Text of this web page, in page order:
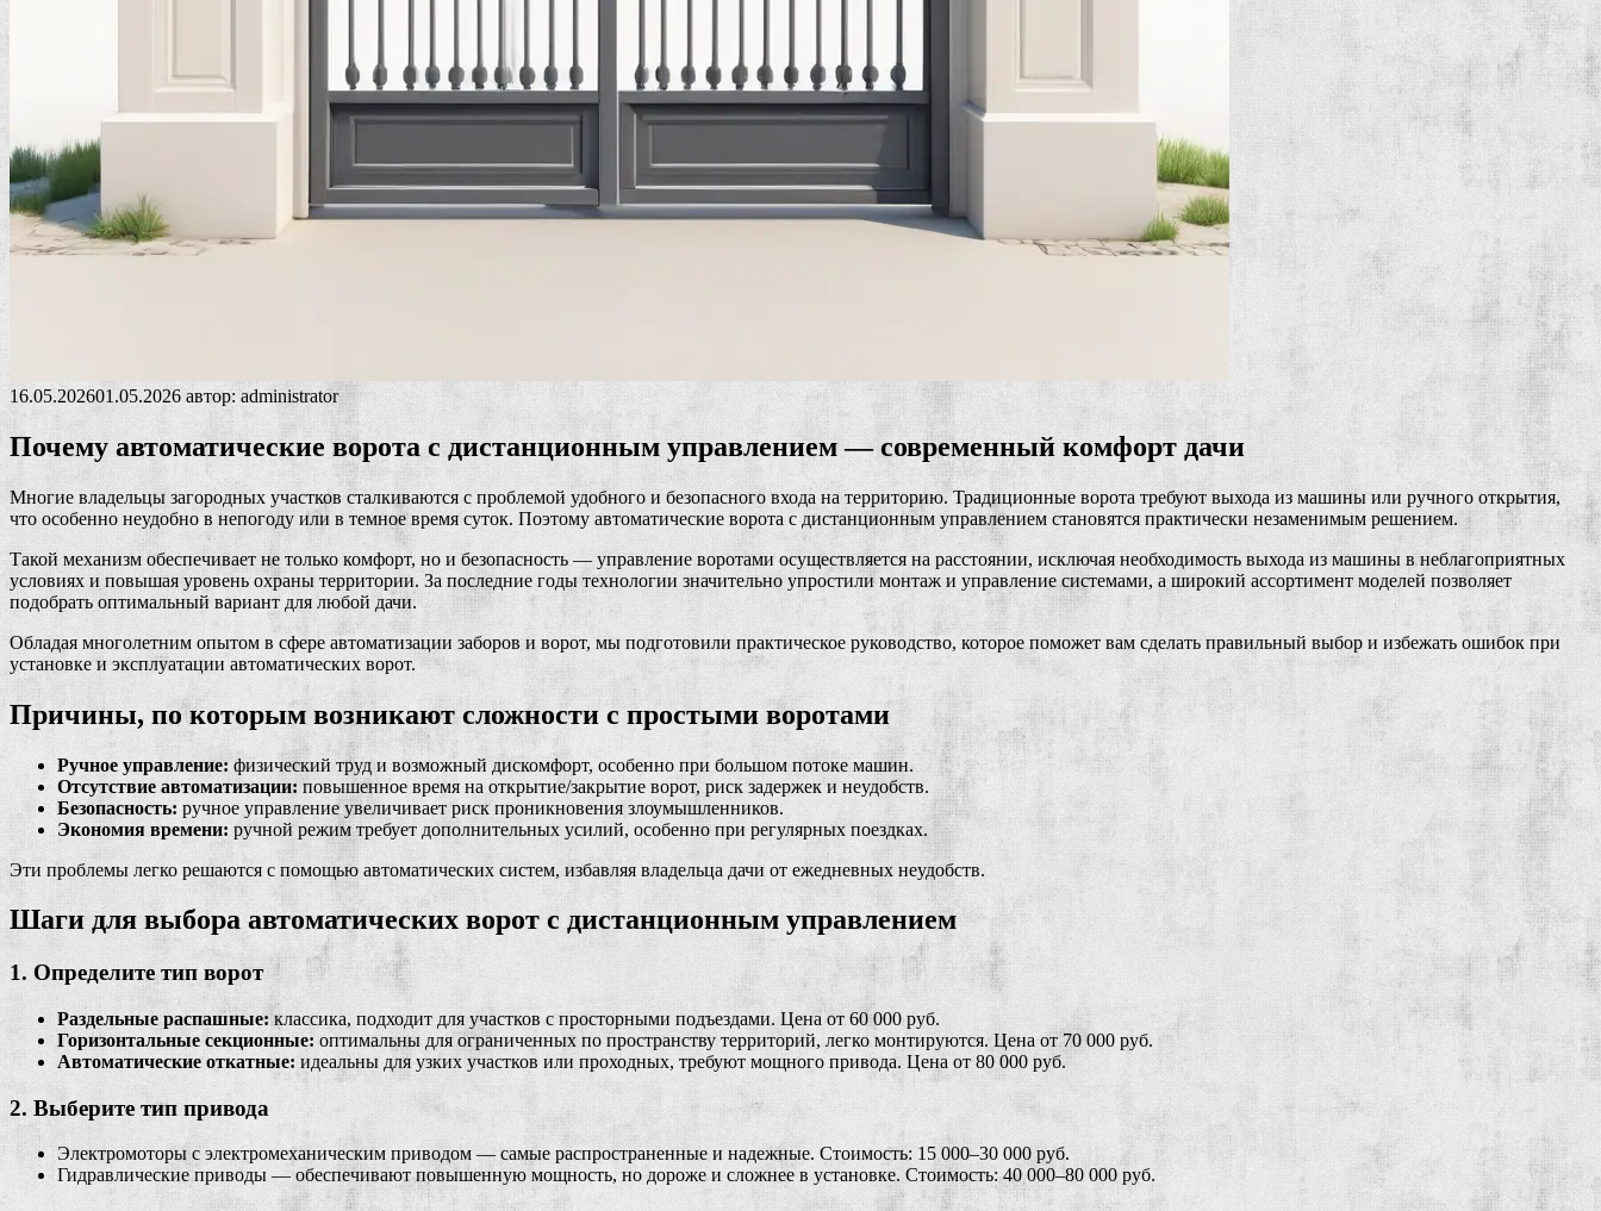
16.05.202601.05.2026автор: administrator
Почему автоматические ворота с дистанционным управлением — современный комфорт дачи
Многие владельцы загородных участков сталкиваются с проблемой удобного и безопасного входа на территорию. Традиционные ворота требуют выхода из машины или ручного открытия,
что особенно неудобно в непогоду или в темное время суток. Поэтому автоматические ворота с дистанционным управлением становятся практически незаменимым решением.
Такой механизм обеспечивает не только комфорт, но и безопасность — управление воротами осуществляется на расстоянии, исключая необходимость выхода из машины в неблагоприятных
условиях и повышая уровень охраны территории. За последние годы технологии значительно упростили монтаж и управление системами, а широкий ассортимент моделей позволяет
подобрать оптимальный вариант для любой дачи.
Обладая многолетним опытом в сфере автоматизации заборов и ворот, мы подготовили практическое руководство, которое поможет вам сделать правильный выбор и избежать ошибок при
установке и эксплуатации автоматических ворот.
Причины, по которым возникают сложности с простыми воротами
Ручное управление:физический труд и возможный дискомфорт, особенно при большом потоке машин.
Отсутствие автоматизации: повышенное время на открытие/закрытие ворот, риск задержек и неудобств.
Безопасность: ручное управление увеличивает риск проникновения злоумышленников.
Экономия времени: ручной режим требует дополнительных усилий, особенно при регулярных поездках.
Эти проблемы легко решаются с помощью автоматических систем, избавляя владельца дачи от ежедневных неудобств.
Шаги для выбора автоматических ворот с дистанционным управлением
1. Определите тип ворот
Раздельные распашные:классика, подходит для участков с просторными подъездами. Цена от 60 000 руб.
Горизонтальные секционные: оптимальны для ограниченных по пространству территорий, легко монтируются. Цена от 70 000 руб.
Автоматические откатные: идеальны для узких участков или проходных, требуют мощного привода. Цена от 80 000 руб.
2. Выберите тип привода
Электромоторы с электромеханическим приводом — самые распространенные и надежные. Стоимость: 15 000–30 000 руб.
Гидравлические приводы — обеспечивают повышенную мощность, но дороже и сложнее в установке. Стоимость: 40 000–80 000 руб.